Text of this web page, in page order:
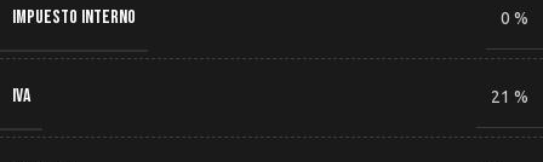
IMPUESTO INTERNO 0 %
IVA 21 %